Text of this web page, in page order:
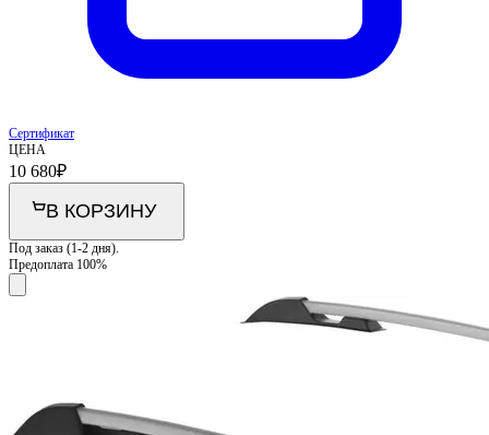
Сертификат
ЦЕНА
10 680₽
В КОРЗИНУ
Под заказ (1-2 дня).
Предоплата 100%